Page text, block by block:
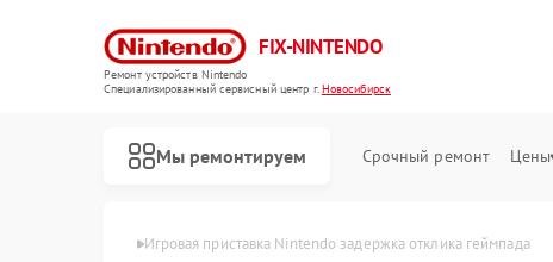
FIX-NINTENDO
Ремонт устройств Nintendo
Специализированный cервисный центр г.Новосибирск
Мы ремонтируем Срочный ремонт Цены
Игровая приставка Nintendo задержка отклика геймпада